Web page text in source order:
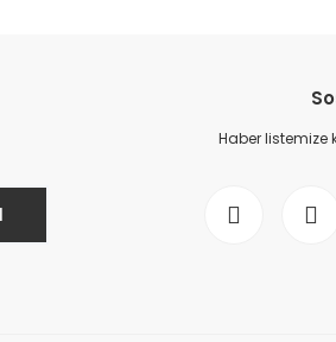
Haber